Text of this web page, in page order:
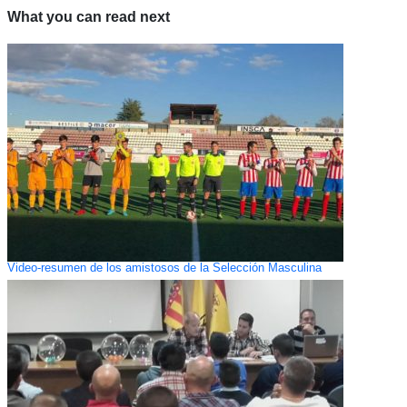
What you can read next
Video-resumen de los amistosos de la Selección Masculina